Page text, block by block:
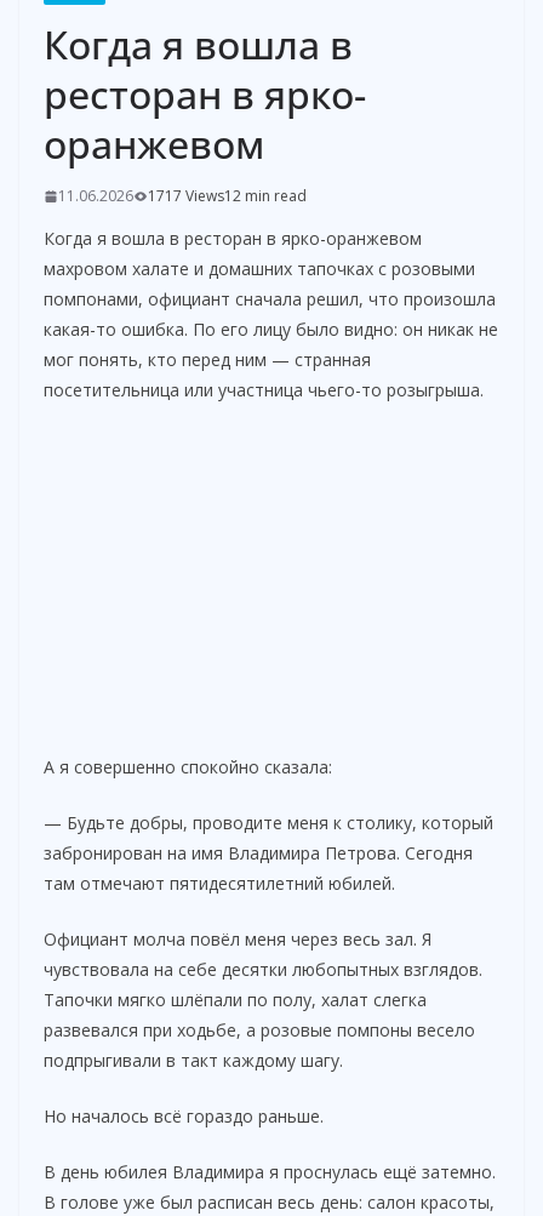
Когда я вошла в
ресторан в ярко-
оранжевом
11.06.2026 1717 Views12 min read
Когда я вошла в ресторан в ярко-оранжевом
махровом халате и домашних тапочках с розовыми
помпонами, официант сначала решил, что произошла
какая-то ошибка. По его лицу было видно: он никак не
мог понять, кто перед ним — странная
посетительница или участница чьего-то розыгрыша.
А я совершенно спокойно сказала:
— Будьте добры, проводите меня к столику, который
забронирован на имя Владимира Петрова. Сегодня
там отмечают пятидесятилетний юбилей.
Официант молча повёл меня через весь зал. Я
чувствовала на себе десятки любопытных взглядов.
Тапочки мягко шлёпали по полу, халат слегка
развевался при ходьбе, а розовые помпоны весело
подпрыгивали в такт каждому шагу.
Но началось всё гораздо раньше.
В день юбилея Владимира я проснулась ещё затемно.
В голове уже был расписан весь день: салон красоты,